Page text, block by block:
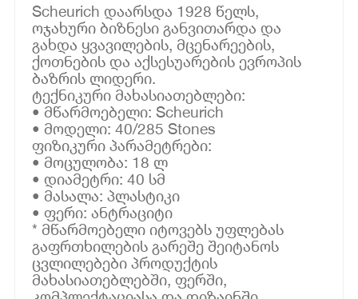
Scheurich დაარსდა 1928 წელს,
ოჯახური ბიზნესი განვითარდა და
გახდა ყვავილების, მცენარეების,
ქოთნების და აქსესუარების ევროპის
ბაზრის ლიდერი.
ტექნიკური მახასიათებლები:
• მწარმოებელი: Scheurich
• მოდელი: 40/285 Stones
ფიზიკური პარამეტრები:
• მოცულობა: 18 ლ
• დიამეტრი: 40 სმ
• მასალა: პლასტიკი
• ფერი: ანტრაციტი
* მწარმოებელი იტოვებს უფლებას
გაფრთხილების გარეშე შეიტანოს
ცვლილებები პროდუქტის
მახასიათებლებში, ფერში,